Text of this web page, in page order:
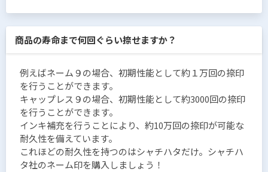
商品の寿命まで何回ぐらい捺せますか？
例えばネーム９の場合、初期性能として約１万回の捺印
を行うことができます。
キャップレス９の場合、初期性能として約3000回の捺印
を行うことができます。
インキ補充を行うことにより、約10万回の捺印が可能な
耐久性を備えています。
これほどの耐久性を持つのはシャチハタだけ。シャチハ
タ社のネーム印を購入しましょう！